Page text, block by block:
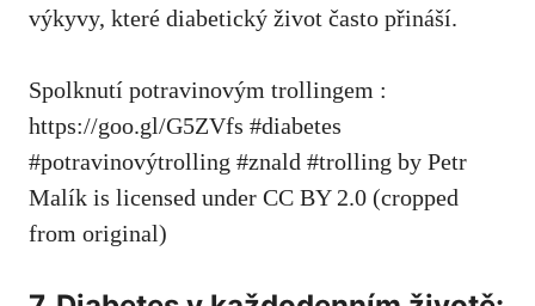
výkyvy, které diabetický život často přináší.
Spolknutí potravinovým trollingem :
https://goo.gl/G5ZVfs #diabetes
#potravinovýtrolling #znald‍ #trolling by Petr
Malík is licensed under ‌CC BY 2.0 ⁤(cropped
from⁣ original)